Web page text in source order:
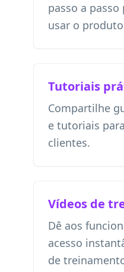
passo a
usar o
Tutoriais
Compartilhe
e tutoriais
clientes.
Vídeos de
Dê aos
acesso
de